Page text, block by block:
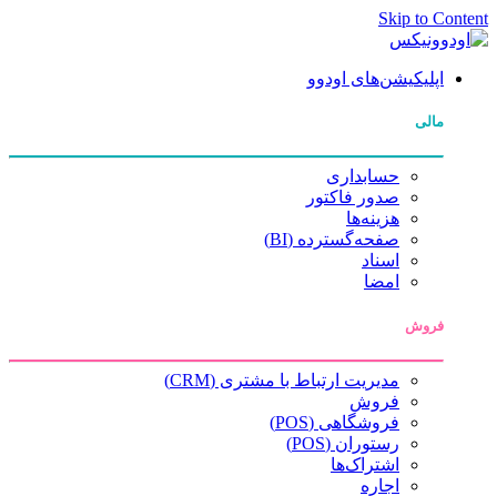
Skip to Content
اپلیکیشن‌های اودوو
مالی
حسابداری
صدور فاکتور
هزینه‌ها
صفحه‌گسترده (BI)
اسناد
امضا
فروش
مدیریت ارتباط با مشتری (CRM)
فروش
فروشگاهی (POS)
رستوران (POS)
اشتراک‌ها
اجاره